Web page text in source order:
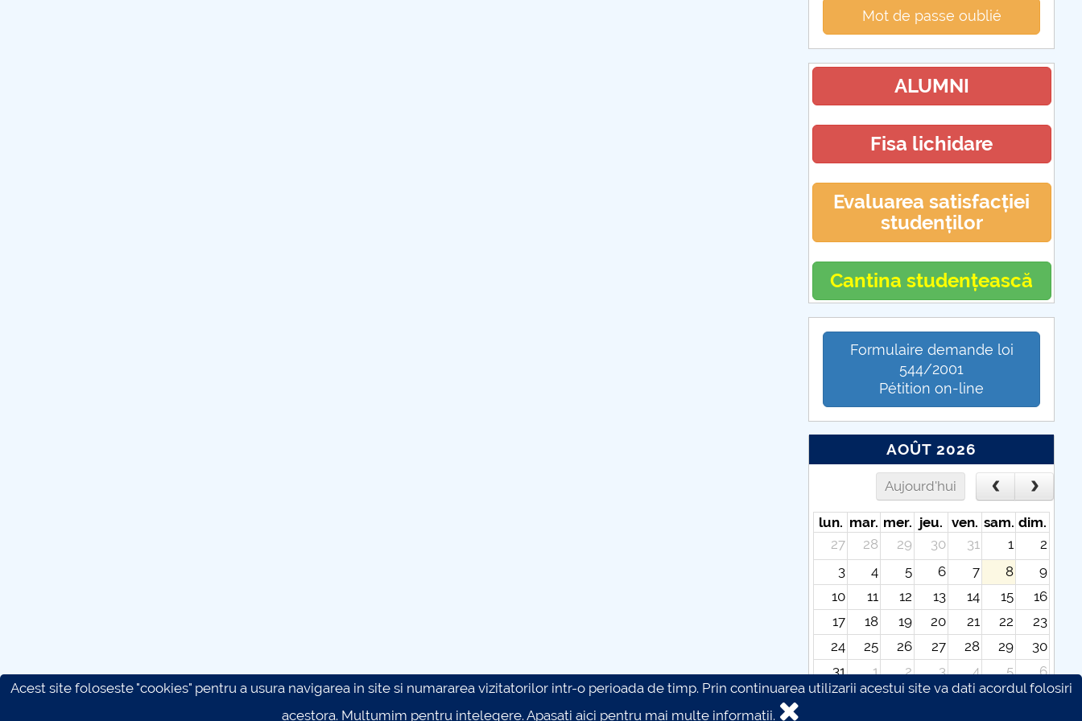
Mot de passe oublié
ALUMNI
Fisa lichidare
Evaluarea satisfacției
studenților
Cantina studențească
Formulaire demande loi
544/2001
Pétition on-line
AOÛT 2026
Aujourd'hui
lun. mar. mer. jeu. ven. sam. dim.
27
28 29 30 31 1
2
3
4 5 6 7 8
9
10
11 12 13 14 15
16
17
18 19 20 21 22
23
24
25 26 27 28 29
30
31
1 2 3 4 5
6
Acest site foloseste "cookies" pentru a usura navigarea in site si numararea vizitatorilor intr-o perioada de timp. Prin continuarea utilizarii acestui site va dati acordul folosiri
acestora. Multumim pentru intelegere.Apasati aici pentru mai multe informatii.